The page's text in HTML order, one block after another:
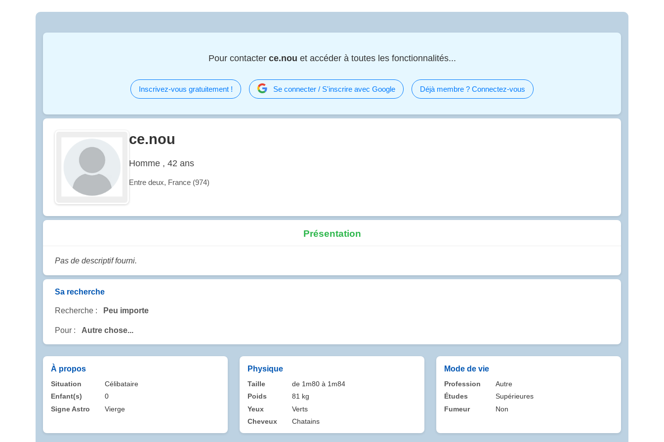
Pour contacter ce.nou et accéder à toutes les fonctionnalités...
Inscrivez-vous gratuitement ! Se connecter / S'inscrire avec Google Déjà membre ? Connectez-vous
ce.nou
Homme , 42 ans
Entre deux, France (974)
Présentation
Pas de descriptif fourni.
Sa recherche
Recherche : Peu importe
Pour : Autre chose...
À propos
Situation
Célibataire
Enfant(s)
0
Signe Astro
Vierge
Physique
Taille
de 1m80 à 1m84
Poids
81 kg
Yeux
Verts
Cheveux
Chatains
Mode de vie
Profession
Autre
Études
Supérieures
Fumeur
Non